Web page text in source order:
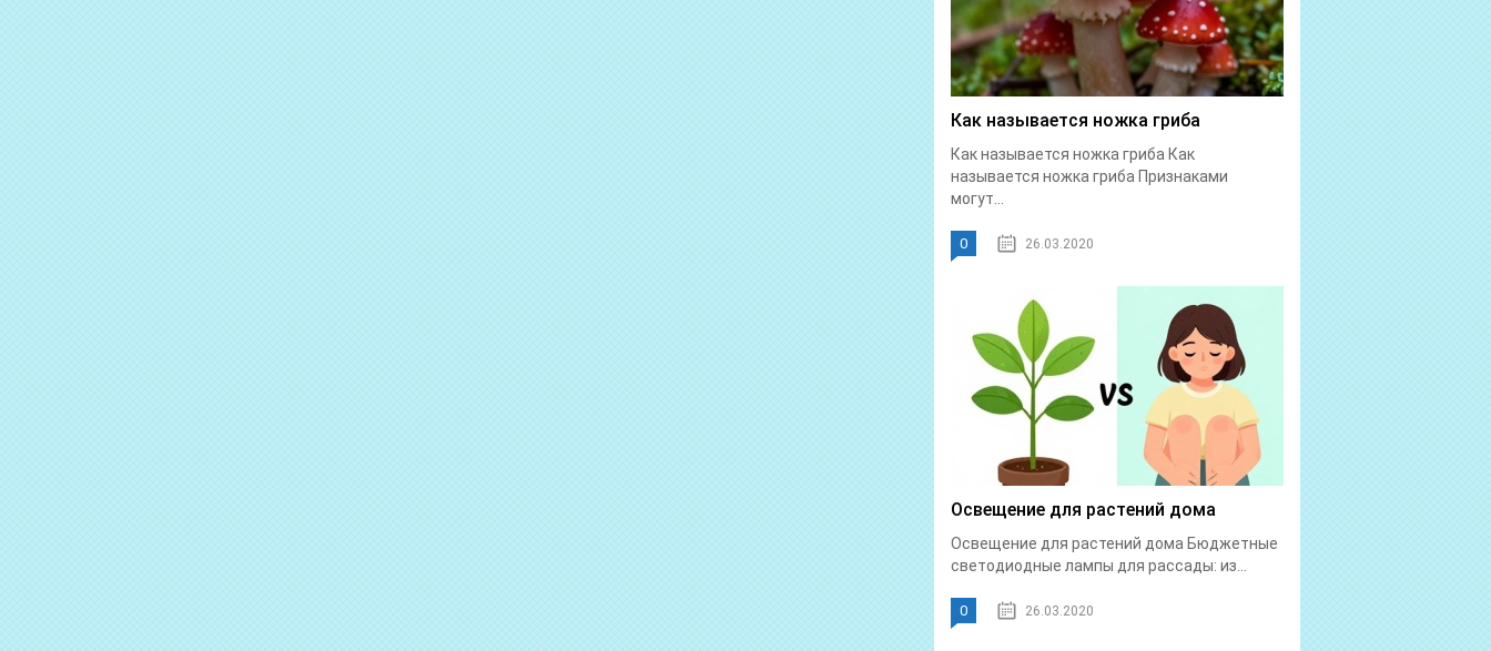
Как называется ножка гриба
Как называется ножка гриба Как
называется ножка гриба Признаками
могут...
0 26.03.2020
Освещение для растений дома
Освещение для растений дома Бюджетные
светодиодные лампы для рассады: из...
0 26.03.2020